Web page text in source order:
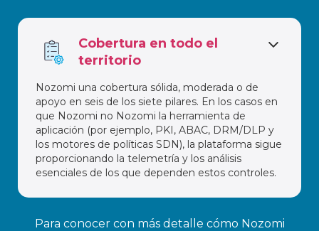
Cobertura en todo el
territorio
Nozomi una cobertura sólida, moderada o de
apoyo en seis de los siete pilares. En los casos en
que Nozomi no Nozomi la herramienta de
aplicación (por ejemplo, PKI, ABAC, DRM/DLP y
los motores de políticas SDN), la plataforma sigue
proporcionando la telemetría y los análisis
esenciales de los que dependen estos controles.
Para conocer con más detalle cómo Nozomi